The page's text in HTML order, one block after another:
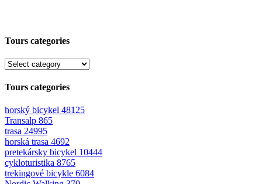
Tours categories
Tours categories
horský bicykel 48125
Transalp 865
trasa 24995
horská trasa 4692
pretekársky bicykel 10444
cykloturistika 8765
trekingové bicykle 6084